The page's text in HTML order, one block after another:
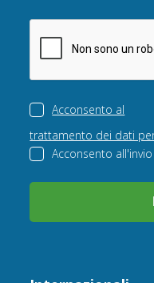
Acconsento al
trattamento dei dati
Acconsento